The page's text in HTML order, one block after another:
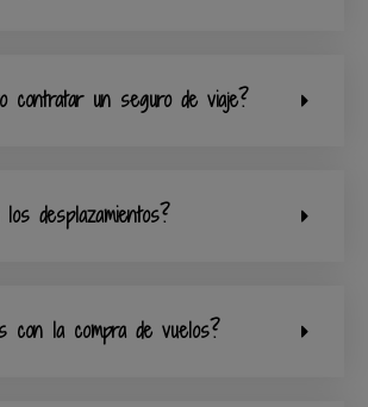
contratar un seguro de viaje?
desplazamientos?
con la compra de vuelos?